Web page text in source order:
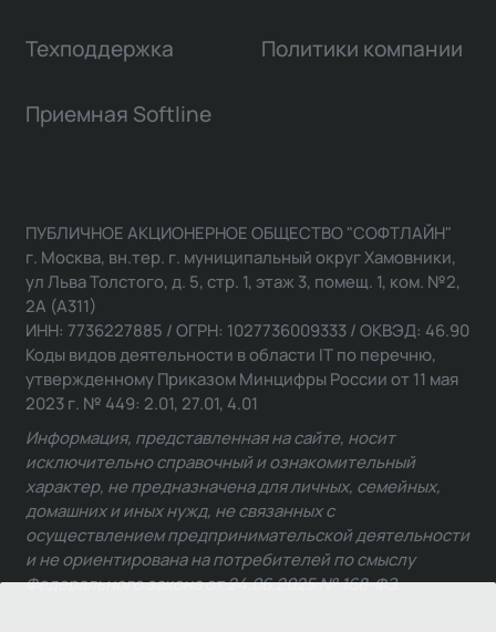
Техподдержка Политики компании
Приемная Softline
ПУБЛИЧНОЕ АКЦИОНЕРНОЕ ОБЩЕСТВО "СОФТЛАЙН"
г. Москва, вн.тер. г. муниципальный округ Хамовники,
ул Льва Толстого, д. 5, стр. 1, этаж 3, помещ. 1, ком. №2,
2А (А311)
ИНН: 7736227885 / ОГРН: 1027736009333 / ОКВЭД: 46.90
Коды видов деятельности в области IT по перечню,
утвержденному Приказом Минцифры России от 11 мая
2023 г. № 449: 2.01, 27.01, 4.01
Информация, представленная на сайте, носит
исключительно справочный и ознакомительный
характер, не предназначена для личных, семейных,
домашних и иных нужд, не связанных с
осуществлением предпринимательской деятельности
и не ориентирована на потребителей по смыслу
Федерального закона от 24.06.2025 № 168-ФЗ.